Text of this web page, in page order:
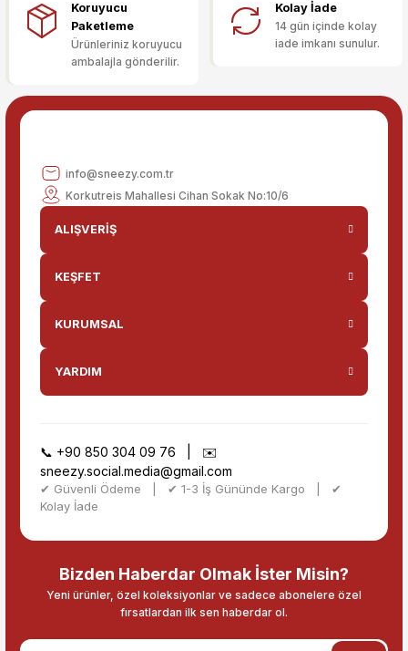
Bu ürüne benzer farklı alternatifler olmalı.
Koruyucu
Paketleme
Ürünleriniz koruyucu
ambalajla gönderilir.
Kolay İade
14 gün içinde kolay
iade imkanı sunulur.
info@sneezy.com.tr
Korkutreis Mahallesi Cihan Sokak No:10/6
ALIŞVERİŞ
KEŞFET
KURUMSAL
YARDIM
📞 +90 850 304 09 76 | ✉️
sneezy.social.media@gmail.com
✔ Güvenli Ödeme | ✔ 1-3 İş Gününde Kargo | ✔
Kolay İade
Bizden Haberdar Olmak İster Misin?
Yeni ürünler, özel koleksiyonlar ve sadece abonelere özel
fırsatlardan ilk sen haberdar ol.